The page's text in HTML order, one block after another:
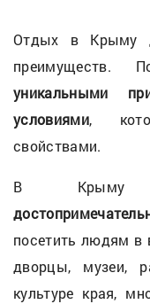
Отдых в Крыму
преимуществ.
уникальными
условиями,
свойствами.
В Крыму
посетить людям в
дворцы, музеи,
культуре края,